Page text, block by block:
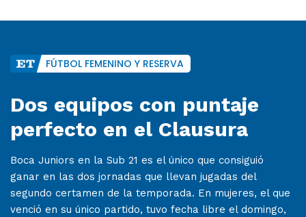
FÚTBOL FEMENINO Y RESERVA
Dos equipos con puntaje
perfecto en el Clausura
Boca Juniors en la Sub 21 es el único que consiguió
ganar en las dos jornadas que llevan jugadas del
segundo certamen de la temporada. En mujeres, el que
venció en su único partido, tuvo fecha libre el domingo,